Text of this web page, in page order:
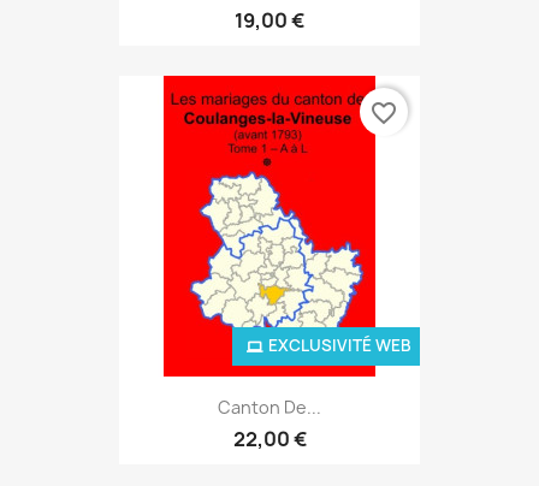
19,00 €
Canton De...
22,00 €
EXCLUSIVITÉ WEB
favorite_border